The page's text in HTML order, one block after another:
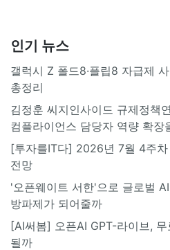
인기 뉴스
갤럭시 Z 폴드8·플립8 자급제
총정리
김정훈 씨지인사이드 규제정책
컴플라이언스 담당자 역량 확장
[투자를IT다] 2026년 7월 4주
전망
'오픈웨이트 서한'으로 글로벌 AI
방파제가 되어줄까
[AI써봄] 오픈AI GPT-라이브,
될까